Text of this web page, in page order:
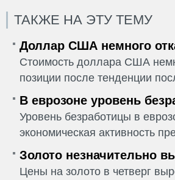
ТАКЖЕ НА ЭТУ ТЕМУ
Доллар США немного
Стоимость доллара США
позиции после тенденции
В еврозоне уровень
Уровень безработицы в
экономическая активность
Золото незначительно
Цены на золото в четверг